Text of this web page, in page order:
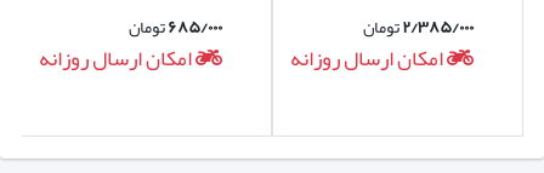
۶۸۵/۰۰۰تومان
امکان ارسال روزانه
۲/۳۸۵/۰۰۰تومان
امکان ارسال روزانه